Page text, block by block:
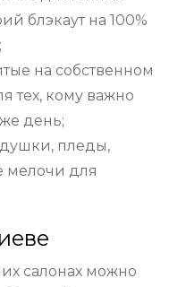
блэкаут на 100%
на собственном
тех, кому важно
день;
пледы,
мелочи для
салонах можно